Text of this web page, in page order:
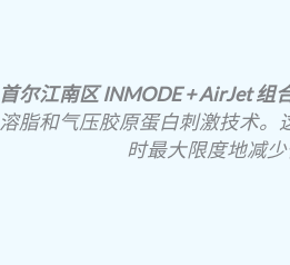
首尔江南区 INMODE + AirJet 组
溶脂和气压胶原蛋白刺激技术
时最大限度地减